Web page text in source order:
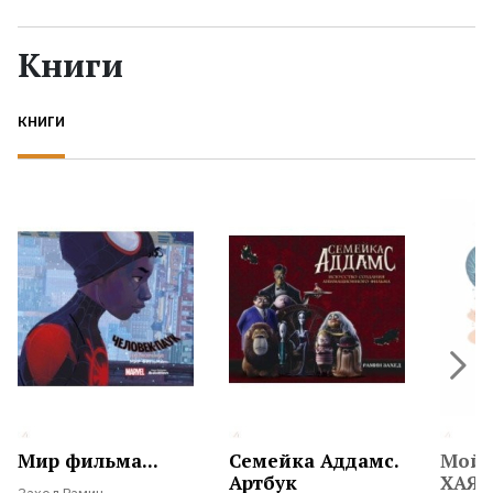
Жанры
Экранизации
Коллекции
Книги
КНИГИ
Мир фильма...
Семейка Аддамс.
Артбук
Мой